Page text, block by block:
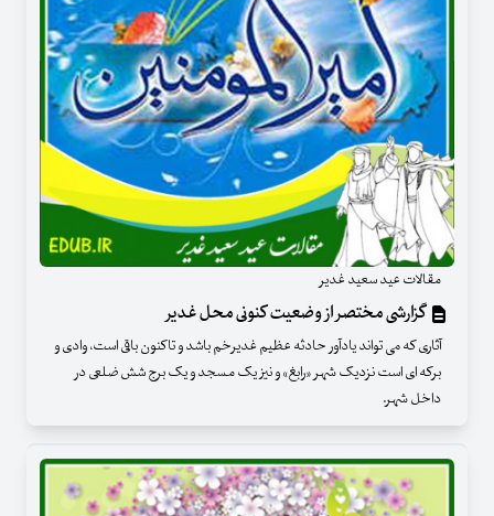
مقالات عید سعید غدیر
گزارشی مختصر از وضعیت کنونی محل غدیر
آثاری که می تواند یادآور حادثه عظیم غدیرخم باشد و تاکنون باقی است، وادی و
برکه ای است نزدیک شهر «رابغ» و نیز یک مسجد و یک برج شش ضلعی در
داخل شهر.